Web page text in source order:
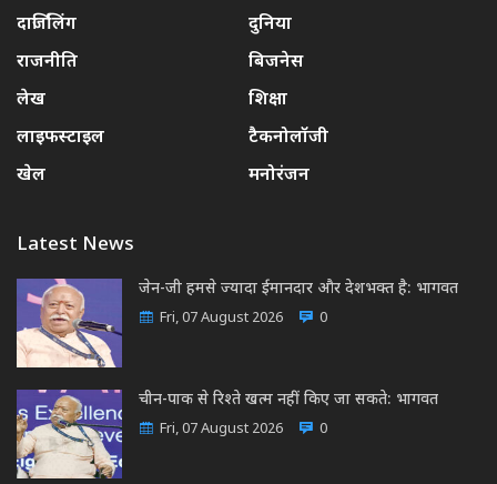
दार्जिलिंग
दुनिया
राजनीति
बिजनेस
लेख
शिक्षा
लाइफस्टाइल
टैकनोलॉजी
खेल
मनोरंजन
Latest News
जेन-जी हमसे ज्यादा ईमानदार और देशभक्त है: भागवत
Fri, 07 August 2026 0
चीन-पाक से रिश्ते खत्म नहीं किए जा सकते: भागवत
Fri, 07 August 2026 0